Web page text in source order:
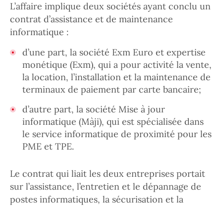
L’affaire implique deux sociétés ayant conclu un
contrat d’assistance et de maintenance
informatique :
d’une part, la société Exm Euro et expertise
monétique (Exm), qui a pour activité la vente,
la location, l’installation et la maintenance de
terminaux de paiement par carte bancaire;
d’autre part, la société Mise à jour
informatique (Màji), qui est spécialisée dans
le service informatique de proximité pour les
PME et TPE.
Le contrat qui liait les deux entreprises portait
sur l’assistance, l’entretien et le dépannage de
postes informatiques, la sécurisation et la